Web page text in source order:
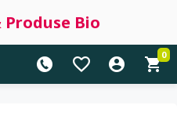
Produse Bio
0